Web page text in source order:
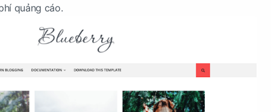
quảng cáo.